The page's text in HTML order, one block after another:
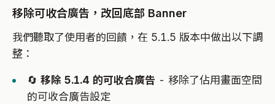
移除可收合廣告，改回底部 Banner
我們聽取了使用者的回饋，在 5.1.5 版本中做出以下調
整：
🔄 移除 5.1.4 的可收合廣告 - 移除了佔用畫面空間
的可收合廣告設定